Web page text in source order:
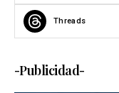
Threads
-Publicidad-